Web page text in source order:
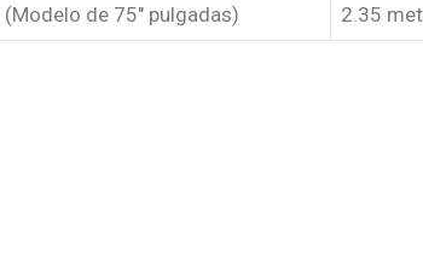
(Modelo de 75″ pulgadas) 2.35